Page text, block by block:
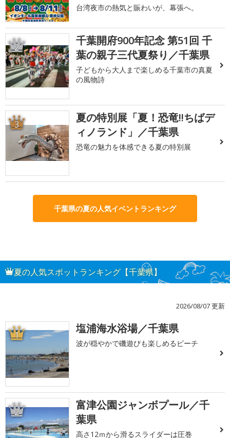
台湾夜市の熱気と賑わいが、幕張へ。
2
千葉開府900年記念 第51回 千
葉の親子三代夏祭り／千葉県
子どもから大人まで楽しめる千葉市の真夏
の風物詩
3
夏の特別展「夏！恐竜!!ちばデ
ィノランド」／千葉県
恐竜の魅力を体感できる夏の特別展
千葉県の夏の人気イベントランキング
夏の人気スポットランキング【千葉県】
2026/08/07 更新
1 塩浦海水浴場／千葉県
波が穏やかで磯遊びも楽しめるビーチ
2
富津公園ジャンボプール／千
葉県
高さ12ｍから滑るスライダーは圧巻